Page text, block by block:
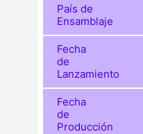
País de
Ensamblaje
Fecha
de
Lanzamiento
Fecha
de
Producción